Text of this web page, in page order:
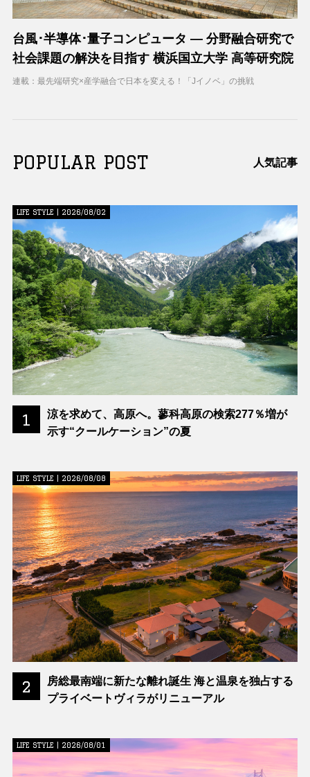
台風･半導体･量子コンピュータ ― 分野融合研究で
社会課題の解決を目指す 横浜国立大学 高等研究院
連載：最先端研究×産学融合で日本を変える！「Jイノベ」の挑戦
POPULAR POST 人気記事
1
LIFE STYLE | 2026/08/02
涼を求めて、高原へ。蓼科高原の検索277％増が
示す“クールケーション”の夏
2
LIFE STYLE | 2026/08/08
房総最南端に新たな離れ誕生 海と温泉を独占する
プライベートヴィラがリニューアル
LIFE STYLE | 2026/08/01